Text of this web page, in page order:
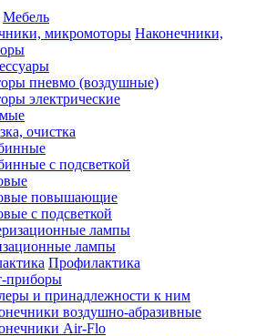
Мебель
Наконечники,
пневмо (воздушные)
электрические
очистка
с подсветкой
повышающие
с подсветкой
лампы
Профилактика
приборы
и принадлежности к ним
воздушно-абразивные
Air-Flo